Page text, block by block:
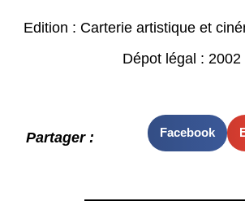
Edition : Carterie artistique et
Dépot légal : 2002
Partager : Facebook